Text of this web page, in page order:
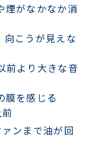
煙がなかなか消
向こうが見えな
前より大きな音
膜を感じる
ンまで油が回